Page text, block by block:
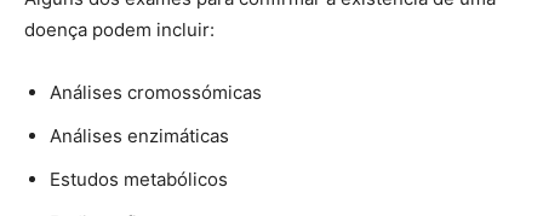
doença podem incluir:
Análises cromossómicas
Análises enzimáticas
Estudos metabólicos